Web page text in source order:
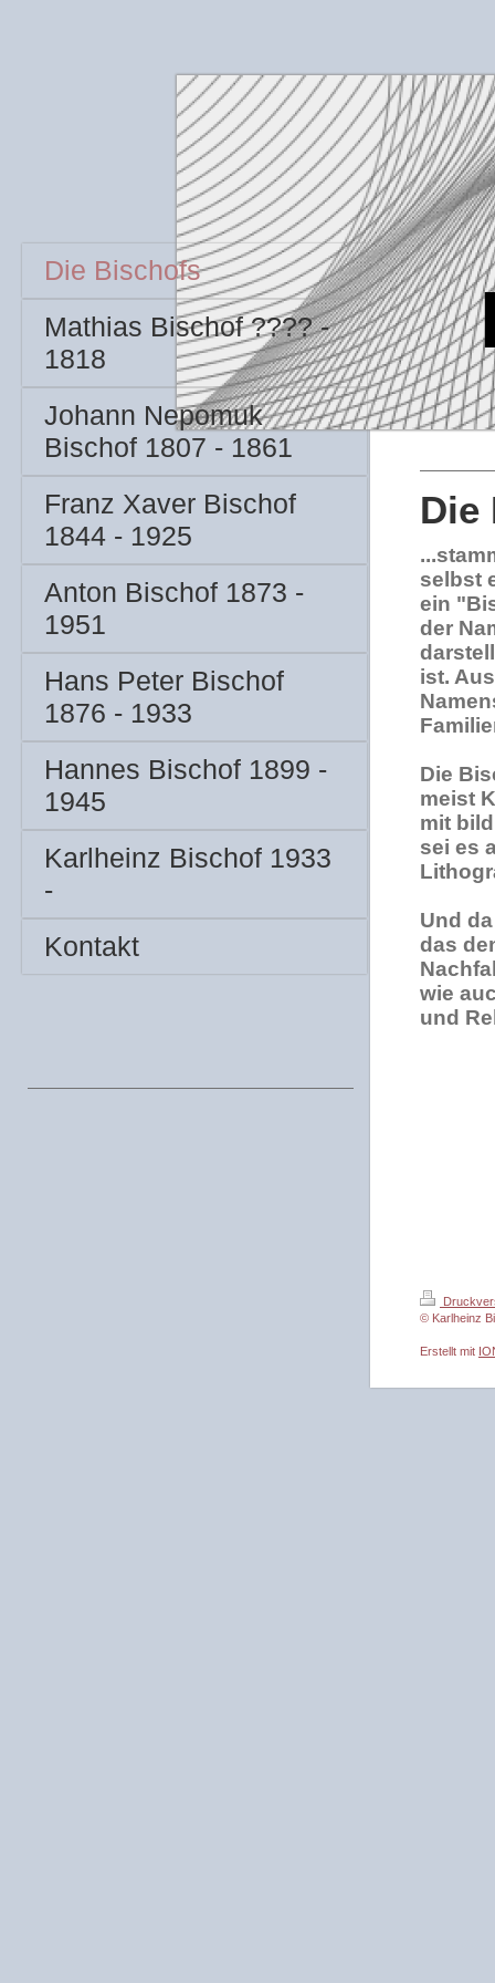
Die Bischofs
Mathias Bischof ???? -
1818
Johann Nepomuk
Bischof 1807 - 1861
Franz Xaver Bischof
1844 - 1925
Anton Bischof 1873 -
1951
Hans Peter Bischof
1876 - 1933
Hannes Bischof 1899 -
1945
Karlheinz Bischof 1933
-
Kontakt
Die
selbst
ein
der
ist.
Die
meist
mit
sei es
Und
das
wie
und
© Karlheinz
Erstellt mit